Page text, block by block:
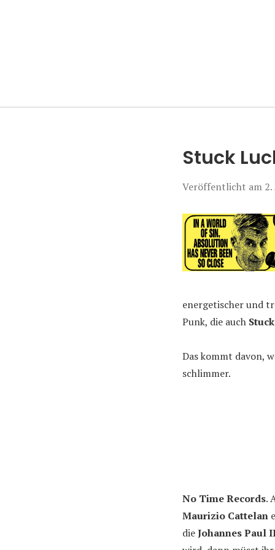
Stuck
Veröffentlicht am
energetischer und
Punk, die auch
Das kommt davon,
schlimmer.
No Time Records.
Maurizio Cattelan
dieJohannes Paul